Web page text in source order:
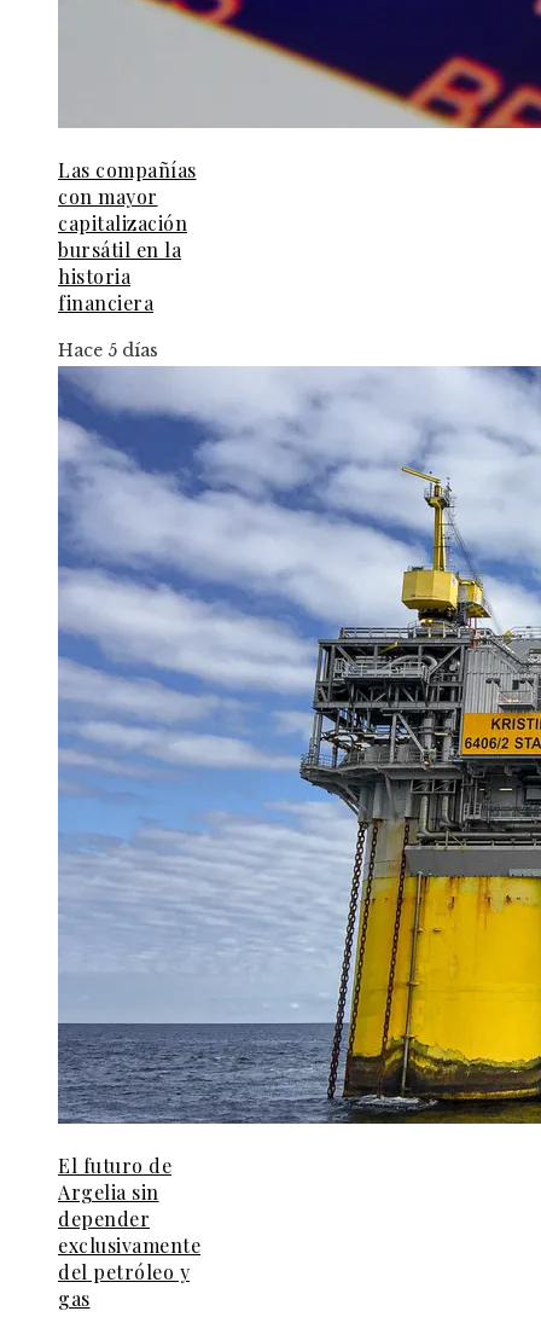
Las compañías
con mayor
capitalización
bursátil en la
historia
financiera
Hace 5 días
El futuro de
Argelia sin
depender
exclusivamente
del petróleo y
gas